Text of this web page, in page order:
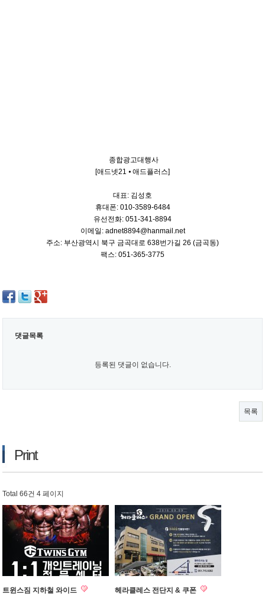
종합광고대행사
[애드넷21 ⦁ 애드플러스]
대표: 김성호
휴대폰: 010-3589-6484
유선전화: 051-341-8894
이메일: adnet8894@hanmail.net
주소: 부산광역시 북구 금곡대로 638번가길 26 (금곡동)
팩스: 051-365-3775
댓글목록
등록된 댓글이 없습니다.
목록
Print
Total 66건 4 페이지
트윈스짐 지하철 와이드
헤라클레스 전단지 & 쿠폰